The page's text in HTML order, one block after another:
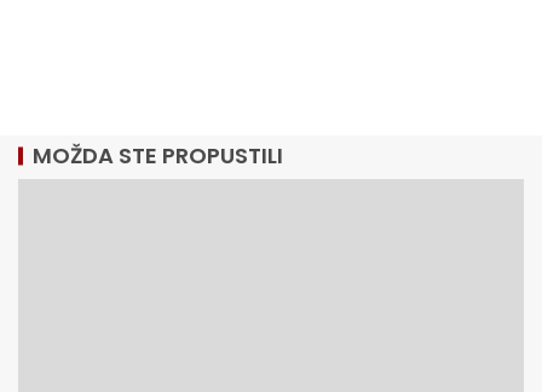
MOŽDA STE PROPUSTILI